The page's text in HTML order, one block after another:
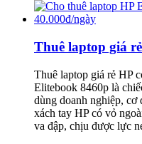
Thuê laptop giá
Thuê laptop giá rẻ HP
Elitebook 8460p là
dùng doanh nghiệp, cơ
xách tay HP có vỏ
va đập, chịu được lực